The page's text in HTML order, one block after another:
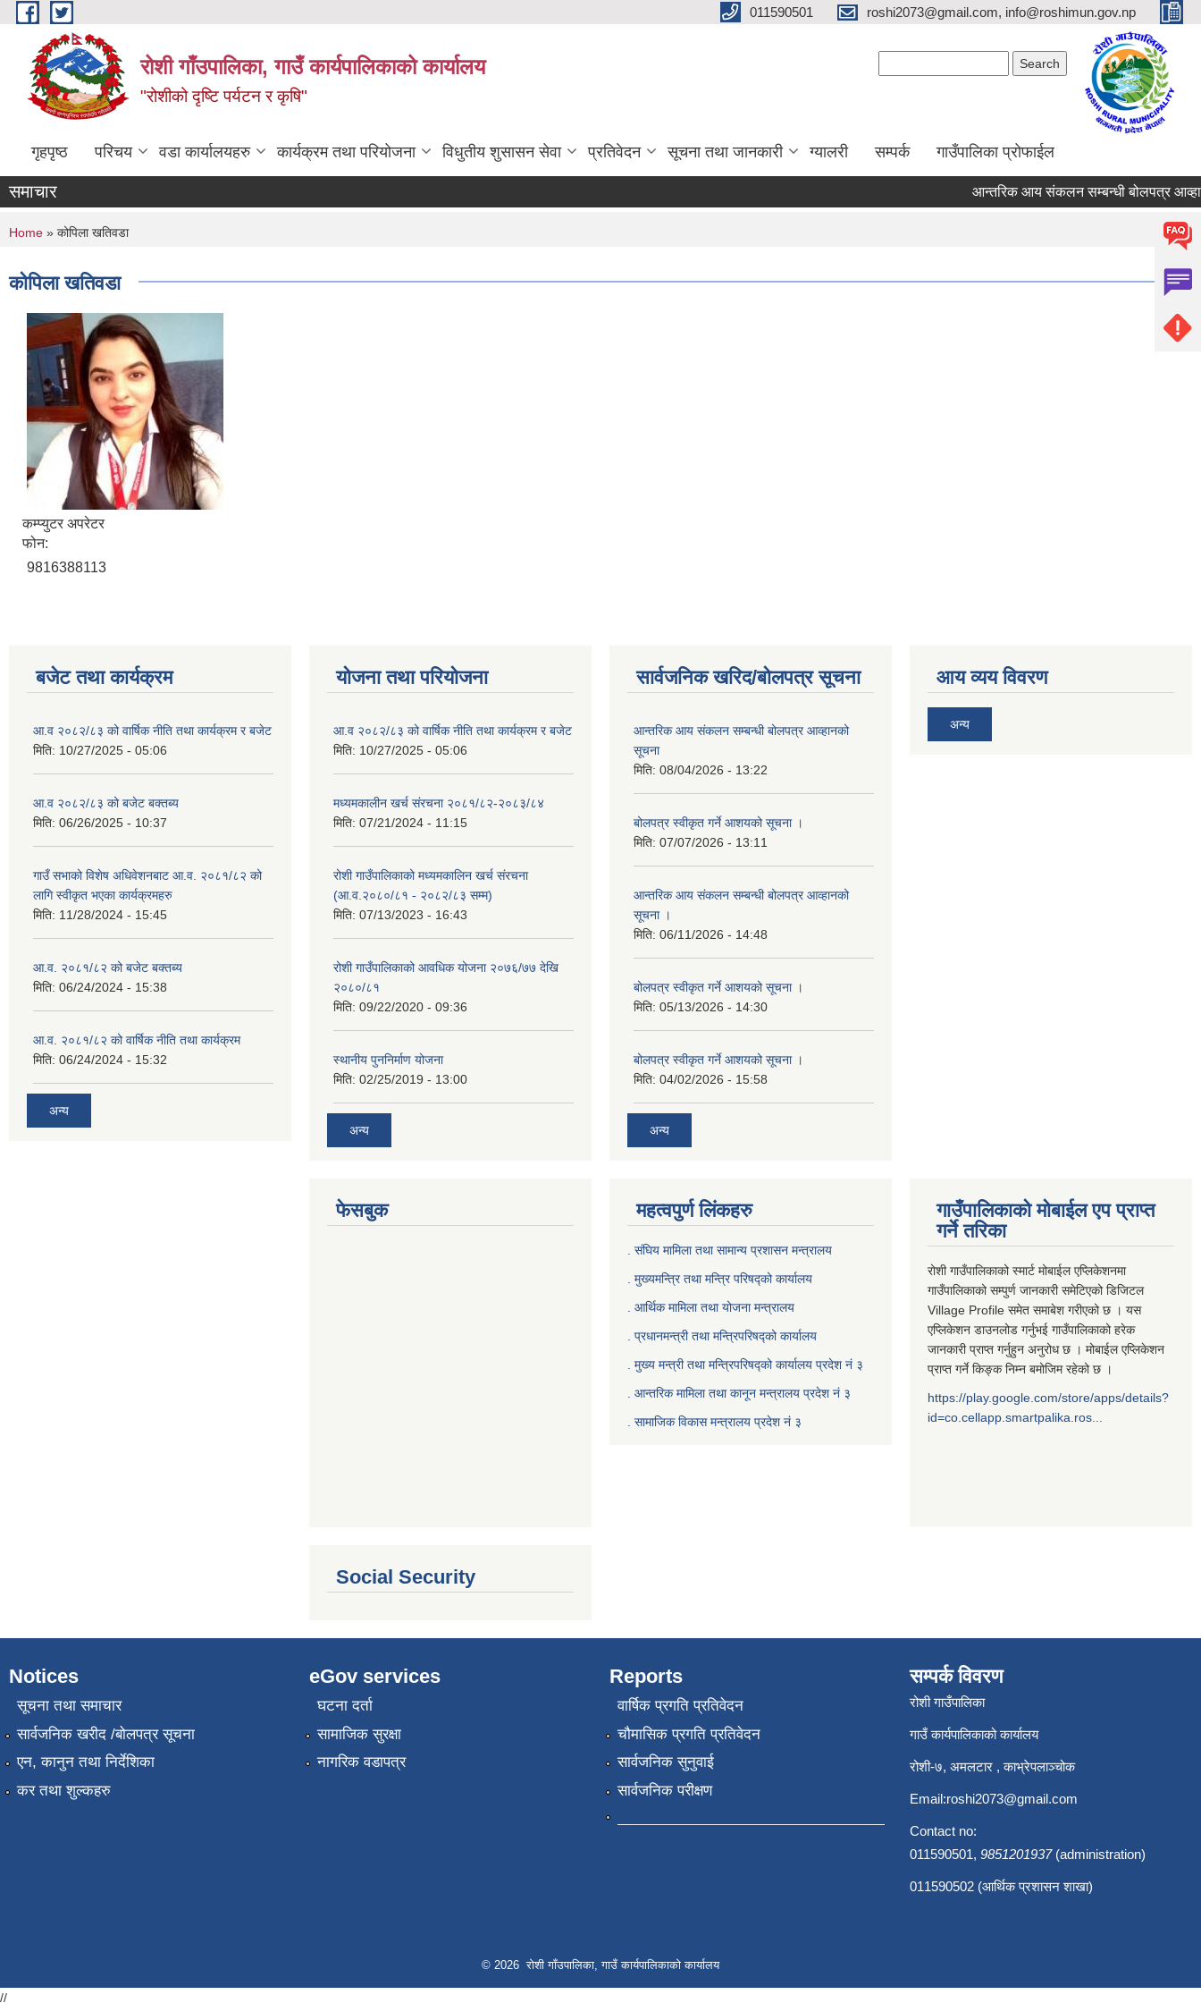
Skip to main content 011590501 roshi2073@gmail.com, info@roshimun.gov.np
रोशी गाँउपालिका, गाउँ कार्यपालिकाको कार्यालय
"रोशीको दृष्टि पर्यटन र कृषि"
गृहपृष्ठ परिचय वडा कार्यालयहरु कार्यक्रम तथा परियोजना विधुतीय शुसासन सेवा प्रतिवेदन सूचना तथा जानकारी ग्यालरी सम्पर्क गाउँपालिका प्रोफाईल
समाचार आन्तरिक आय संकलन सम्बन्धी बोलपत्र
You are here
Home » कोपिला खतिवडा
कोपिला खतिवडा
कम्प्युटर अपरेटर
फोन:
9816388113
बजेट तथा कार्यक्रम
आ.व २०८२/८३ को वार्षिक नीति तथा कार्यक्रम र बजेट
मिति: 10/27/2025 - 05:06
आ.व २०८२/८३ को बजेट बक्तब्य
मिति: 06/26/2025 - 10:37
गाउँ सभाको विशेष अधिवेशनबाट आ.व. २०८१/८२ को
लागि स्वीकृत भएका कार्यक्रमहरु
मिति: 11/28/2024 - 15:45
आ.व. २०८१/८२ को बजेट बक्तब्य
मिति: 06/24/2024 - 15:38
आ.व. २०८१/८२ को वार्षिक नीति तथा कार्यक्रम
मिति: 06/24/2024 - 15:32
अन्य
योजना तथा परियोजना
आ.व २०८२/८३ को वार्षिक नीति तथा कार्यक्रम र बजेट
मिति: 10/27/2025 - 05:06
मध्यमकालीन खर्च संरचना २०८१/८२-२०८३/८४
मिति: 07/21/2024 - 11:15
रोशी गाउँपालिकाको मध्यमकालिन खर्च संरचना
(आ.व.२०८०/८१ - २०८२/८३ सम्म)
मिति: 07/13/2023 - 16:43
रोशी गाउँपालिकाको आवधिक योजना २०७६/७७ देखि
२०८०/८१
मिति: 09/22/2020 - 09:36
स्थानीय पुननिर्माण योजना
मिति: 02/25/2019 - 13:00
अन्य
सार्वजनिक खरिद/बोलपत्र सूचना
आन्तरिक आय संकलन सम्बन्धी बोलपत्र आव्हानको
सूचना
मिति: 08/04/2026 - 13:22
बोलपत्र स्वीकृत गर्ने आशयको सूचना ।
मिति: 07/07/2026 - 13:11
आन्तरिक आय संकलन सम्बन्धी बोलपत्र आव्हानको
सूचना ।
मिति: 06/11/2026 - 14:48
बोलपत्र स्वीकृत गर्ने आशयको सूचना ।
मिति: 05/13/2026 - 14:30
बोलपत्र स्वीकृत गर्ने आशयको सूचना ।
मिति: 04/02/2026 - 15:58
अन्य
आय व्यय विवरण
अन्य
फेसबुक
Social Security
महत्वपुर्ण लिंकहरु
. संघिय मामिला तथा सामान्य प्रशासन मन्त्रालय
. मुख्यमन्त्रि तथा मन्त्रि परिषद्को कार्यालय
. आर्थिक मामिला तथा योजना मन्त्रालय
. प्रधानमन्त्री तथा मन्त्रिपरिषद्को कार्यालय
मुख्य मन्त्री तथा मन्त्रिपरिषद्को कार्यालय प्रदेश नं ३
आन्तरिक मामिला तथा कानून मन्त्रालय प्रदेश नं ३
सामाजिक विकास मन्त्रालय प्रदेश नं ३
गाउँपालिकाको मोबाईल एप प्राप्त
गर्ने तरिका
रोशी गाउँपालिकाको स्मार्ट मोबाईल एप्लिकेशनमा
गाउँपालिकाको सम्पुर्ण जानकारी समेटिएको डिजिटल
Village Profile समेत समाबेश गरीएको छ । यस
एप्लिकेशन डाउनलोड गर्नुभई गाउँपालिकाको हरेक
जानकारी प्राप्त गर्नुहुन अनुरोध छ । मोबाईल एप्लिकेशन
प्राप्त गर्ने किङ्क निम्न बमोजिम रहेको छ ।
https://play.google.com/store/apps/details?
id=co.cellapp.smartpalika.ros...
Notices
सूचना तथा समाचार
सार्वजनिक खरीद /बोलपत्र सूचना
एन, कानुन तथा निर्देशिका
कर तथा शुल्कहरु
eGov services
घटना दर्ता
सामाजिक सुरक्षा
नागरिक वडापत्र
Reports
वार्षिक प्रगति प्रतिवेदन
चौमासिक प्रगति प्रतिवेदन
सार्वजनिक सुनुवाई
सार्वजनिक परीक्षण
सम्पर्क विवरण
रोशी गाउँपालिका
गाउँ कार्यपालिकाको कार्यालय
रोशी-७, अमलटार , काभ्रेपलाञ्चोक
Email:roshi2073@gmail.com
Contact no:
011590501, 9851201937(administration)
011590502 (आर्थिक प्रशासन शाखा)
© 2026 रोशी गाँउपालिका, गाउँ कार्यपालिकाको कार्यालय
//